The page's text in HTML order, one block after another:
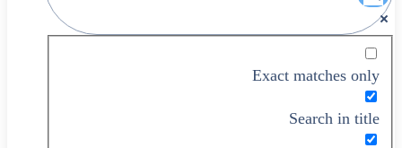
Exact matches only
Search in title